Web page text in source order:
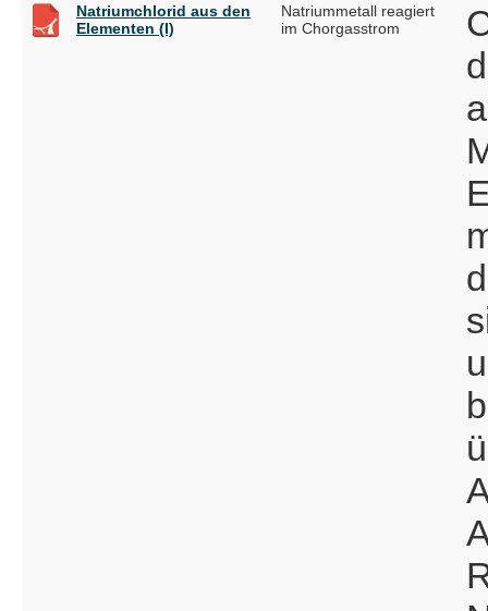
Natriumchlorid aus den
Elementen (I)
Natriummetall reagiert
im Chorgasstrom